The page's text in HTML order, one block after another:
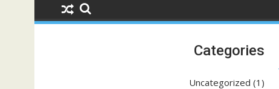
Categories
Uncategorized (1)